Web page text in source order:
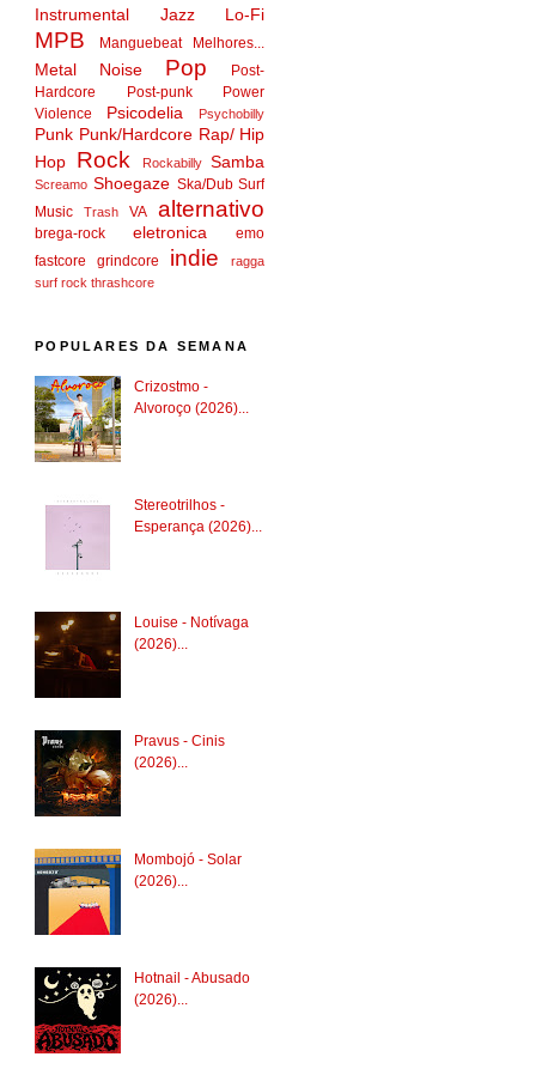
Instrumental Jazz Lo-Fi
MPB Manguebeat Melhores...
Metal Noise Pop
Post-
Hardcore
Post-punk
Power
Violence
Psicodelia Psychobilly
Punk Punk/Hardcore Rap/ Hip
Hop
Rock Rockabilly Samba
Screamo Shoegaze Ska/Dub Surf
Music
Trash VA alternativo
brega-rock eletronica
emo
fastcore
grindcore indie
ragga
surf rock thrashcore
POPULARES DA SEMANA
Crizostmo -
Alvoroço (2026)...
Stereotrilhos -
Esperança (2026)...
Louise - Notívaga
(2026)...
Pravus - Cinis
(2026)...
Mombojó - Solar
(2026)...
Hotnail - Abusado
(2026)...